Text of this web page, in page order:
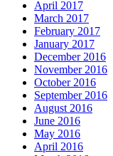
April 2017
March 2017
February 2017
January 2017
December 2016
November 2016
October 2016
September 2016
August 2016
June 2016
May 2016
April 2016